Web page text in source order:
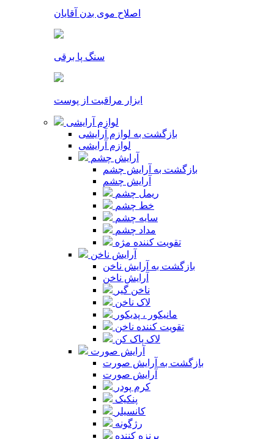
اصلاح موی بدن آقایان
سنگ پا برقی
ابزار مراقبت از پوست
لوازم آرایشی
بازگشت به لوازم آرایشی
لوازم آرایشی
آرایش چشم
بازگشت به آرایش چشم
آرایش چشم
ریمل چشم
خط چشم
سایه چشم
مداد چشم
تقویت کننده مژه
آرایش ناخن
بازگشت به آرایش ناخن
آرایش ناخن
ناخن گیر
لاک ناخن
مانیکور ، پدیکور
تقویت کننده ناخن
لاک پاک کن
آرایش صورت
بازگشت به آرایش صورت
آرایش صورت
کرم پودر
پنکیک
کانسیلر
رژگونه
برنزه کننده